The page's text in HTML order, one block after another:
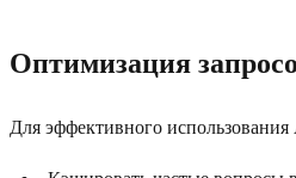
Оптимизация
Для эффективного использования